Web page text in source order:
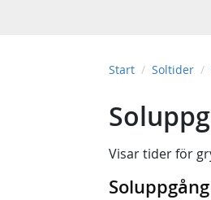
Start Soltider
Visar tider för